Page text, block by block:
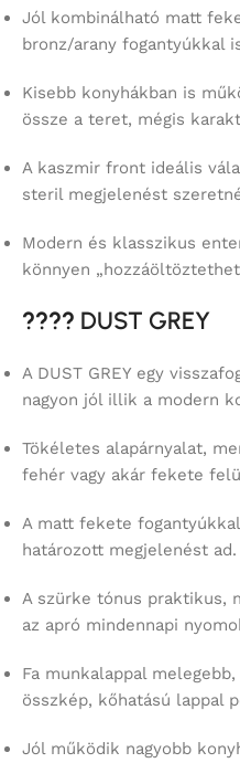
Jól kombinálható matt
bronz/arany fogantyúkkal
Kisebb konyhákban is
össze a teret, mégis
A kaszmir front ideális
steril megjelenést
Modern és klasszikus
könnyen
???? DUST GREY
A DUST GREY egy
nagyon jól illik a modern
Tökéletes alapárnyalat,
fehér vagy akár fekete
A matt fekete
határozott megjelenést ad.
A szürke tónus praktikus,
az apró mindennapi
Fa munkalappal
összkép, kőhatású lappal
Jól működik nagyobb